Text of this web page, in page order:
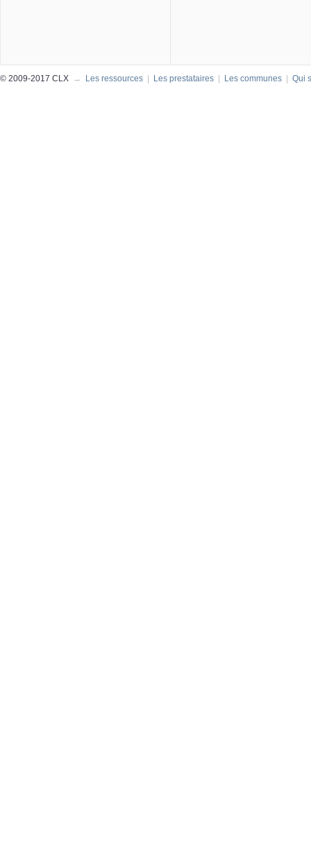
© 2009-2017 CLX → Les ressources | Les prestataires | Les communes | Qui